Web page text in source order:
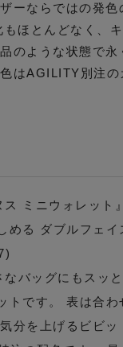
ーならではの発色
ほとんどなく、
のような状態で永
はAGILITY別注の
ス ミニウォレット
める ダブルフェ
バッグにもスッ
トです。 表は合わ
分を上げるビビッ